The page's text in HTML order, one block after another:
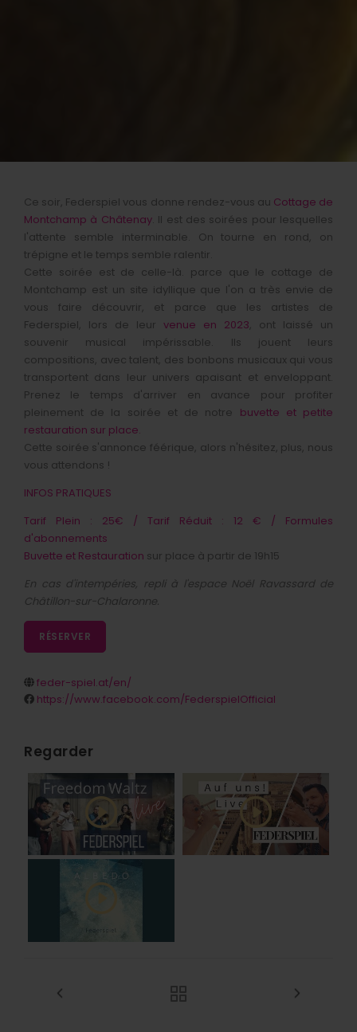
Ce soir, Federspiel vous donne rendez-vous au Cottage de
Montchamp à Châtenay. Il est des soirées pour lesquelles
l'attente semble interminable. On tourne en rond, on
trépigne et le temps semble ralentir.
Cette soirée est de celle-là. parce que le cottage de
Montchamp est un site idyllique que l'on a très envie de
vous faire découvrir, et parce que les artistes de
Federspiel, lors de leur venue en 2023 , ont laissé un
souvenir musical impérissable. Ils jouent leurs
compositions, avec talent, des bonbons musicaux qui vous
transportent dans leur univers apaisant et enveloppant.
Prenez le temps d'arriver en avance pour profiter
pleinement de la soirée et de notre buvette et petite
restauration sur place.
Cette soirée s'annonce féérique, alors n'hésitez, plus, nous
vous attendons !
INFOS PRATIQUES
Tarif Plein : 25€ / Tarif Réduit : 12 € / Formules
d'abonnements
Buvette et Restauration sur place à partir de 19h15
En cas d'intempéries, repli à l'espace Noël Ravassard de
Châtillon-sur-Chalaronne.
RÉSERVER
feder-spiel.at/en/
https://www.facebook.com/FederspielOfficial
Regarder